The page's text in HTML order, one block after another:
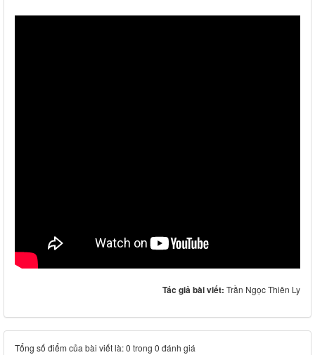
Tác giả bài viết: Trần Ngọc Thiên Ly
Tổng số điểm của bài viết là: 0 trong 0 đánh giá